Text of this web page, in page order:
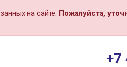
на сайте. Пожалуйста,
+7